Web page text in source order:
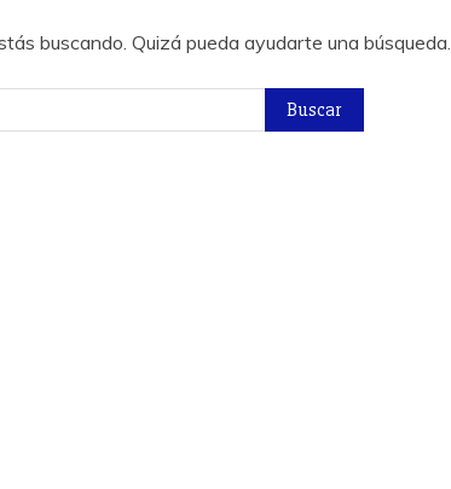
buscando. Quizá pueda ayudarte una búsqueda.